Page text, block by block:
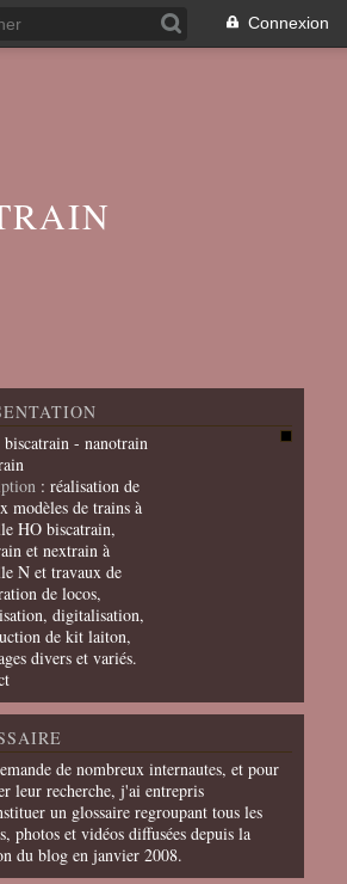
Connexion
biscatrain - nanotrain
: réalisation de
modèles de trains à
HO biscatrain,
et nextrain à
N et travaux de
de locos,
digitalisation,
de kit laiton,
divers et variés.
de nombreux internautes, et pour
leur recherche, j'ai entrepris
un glossaire regroupant tous les
photos et vidéos diffusées depuis la
du blog en janvier 2008.